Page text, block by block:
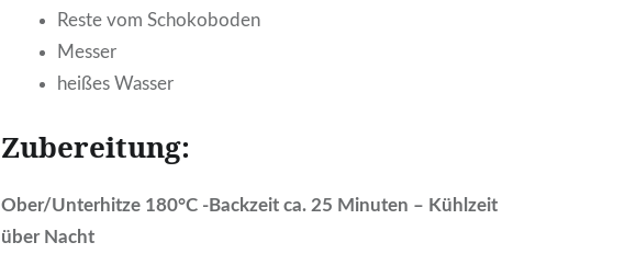
Reste vom Schokoboden
Messer
heißes Wasser
Zubereitung:
Ober/Unterhitze 180°C -Backzeit ca. 25 Minuten – Kühlzeit
über Nacht